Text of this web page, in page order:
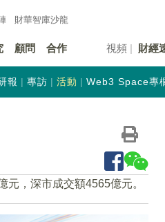
財華智庫沙龍
顧問 合作 視頻 財經
報 專訪 活動 Web3 Space專
，深市成交額4565億元。